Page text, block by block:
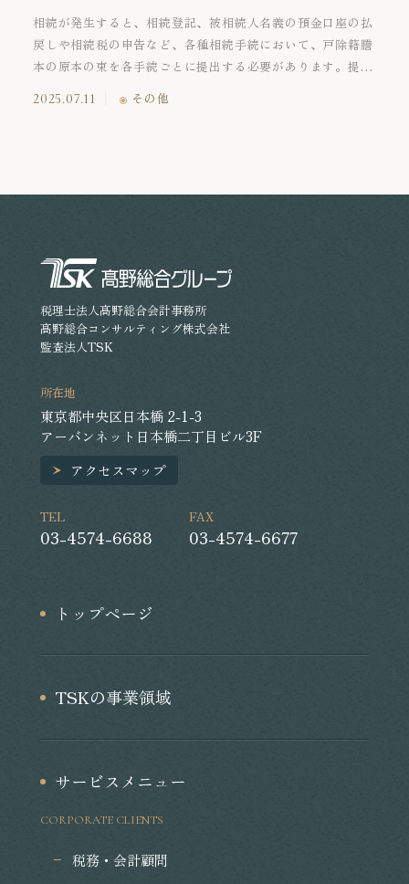
2025.07.11 その他
相続が発生すると、相続登記、被相続人名義の預金口座の払
戻しや相続税の申告など、各種相続手続において、戸除籍謄
本の原本の束を各手続ごとに提出する必要があります。提出
関で手続を行う場合には原本の提出と返却を繰り返すため、
税理士法人髙野総合会計事務所
髙野総合コンサルティング株式会社
監査法人TSK
所在地
東京都中央区日本橋 2-1-3
アーバンネット日本橋二丁目ビル3F
アクセスマップ
TEL
03-4574-6688
FAX
03-4574-6677
トップページ
TSKの事業領域
サービスメニュー
CORPORATE CLIENTS
税務・会計顧問